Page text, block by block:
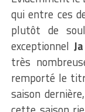
qui entre ces
plutôt de
exceptionnel
très
remporté le
saison